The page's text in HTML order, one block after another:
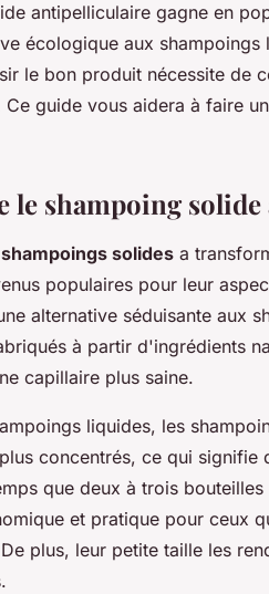
antipelliculaire gagne en
écologique aux
le bon produit nécessite de
Ce guide vous aidera à faire
le shampoing
shampoings solides a
populaires pour leur
alternative séduisante aux
à partir d'ingrédients
capillaire plus saine.
liquides, les
concentrés, ce qui
que deux à trois
et pratique pour ceux
plus, leur petite taille les